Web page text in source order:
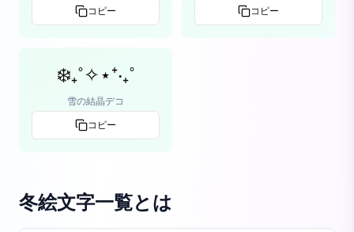
コピー コピー
❄️₊˚✧⋆⁺‧₊˚
雪の結晶デコ
コピー
冬絵文字一覧とは